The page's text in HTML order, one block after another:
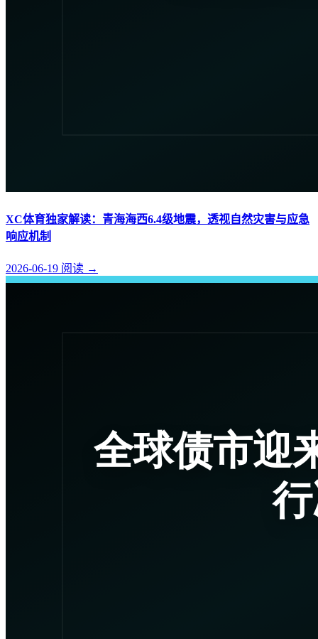
XC体育独家解读：青海海西6.4级地震，透视自然灾害与应急
响应机制
2026-06-19 阅读 →